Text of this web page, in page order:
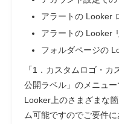
アラートの Looker
アラートの Looker
フォルダページの
「1．カスタムロゴ・
公開ラベル」のメニュー
Looker上のさまざまな
ム可能ですのでご要件に